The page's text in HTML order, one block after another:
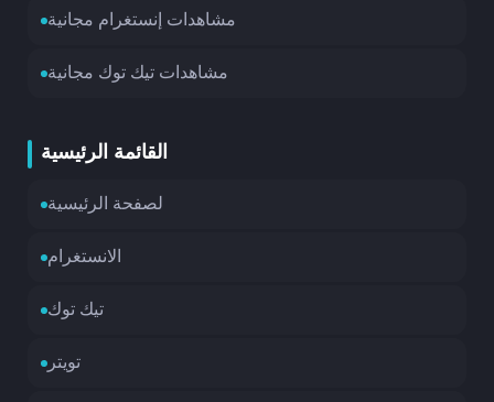
مشاهدات إنستغرام مجانية
مشاهدات تيك توك مجانية
القائمة الرئيسية
لصفحة الرئيسية
الانستغرام
تيك توك
تويتر